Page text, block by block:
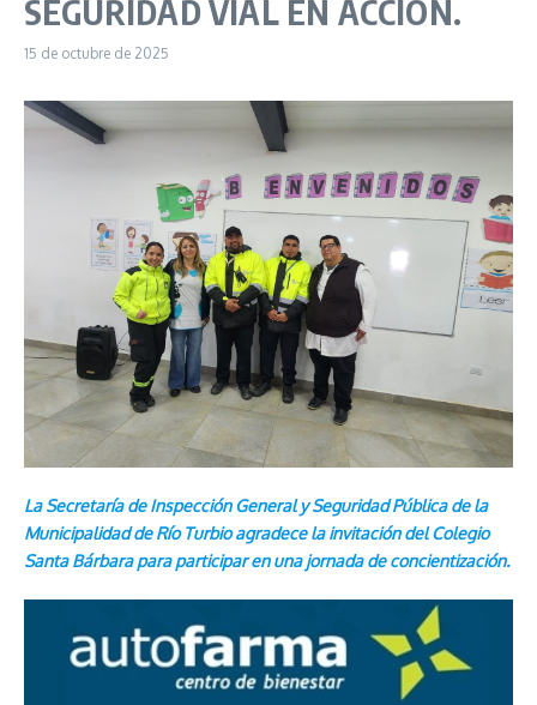
SEGURIDAD VIAL EN ACCIÓN.
15 de octubre de 2025
​La Secretaría de Inspección General y Seguridad Pública de la
Municipalidad de Río Turbio agradece la invitación del Colegio
Santa Bárbara para participar en una jornada de concientización.